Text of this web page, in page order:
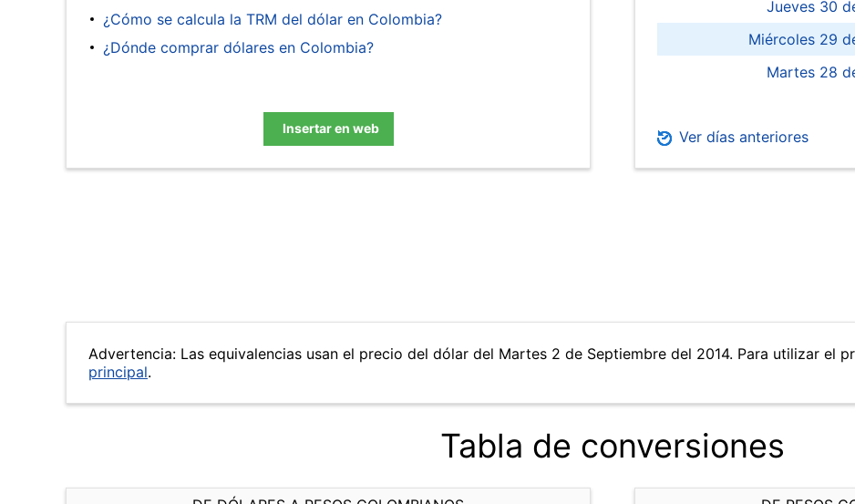
¿Cómo se calcula la TRM del dólar en Colombia?
¿Dónde comprar dólares en Colombia?
Insertar en web
Jueves 30
Miércoles 29
Martes 28
Ver días anteriores
Advertencia: Las equivalencias usan el precio del dólar del Martes 2 de Septiembre del 2014. Para utilizar el
principal.
Tabla de conversiones